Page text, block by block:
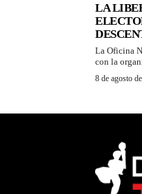
LA
La Oficina
con la
8 de agosto